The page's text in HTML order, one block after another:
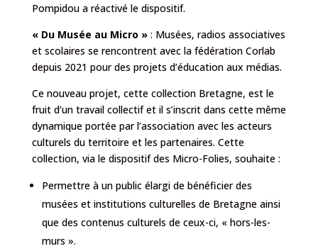
Pompidoua réactivé le dispositif.
« Du Musée au Micro »: Musées, radios associatives
et scolaires se rencontrent avec la fédération Corlab
depuis 2021 pour des projets d’éducation aux médias.
Ce nouveau projet, cette collection Bretagne, est le
fruit d’un travail collectif et il s’inscrit dans cette même
dynamique portée par l’association avec les acteurs
culturels du territoire et les partenaires. Cette
collection, via le dispositif des Micro-Folies, souhaite :
Permettre à un public élargi de bénéficier des
musées et institutions culturelles de Bretagne ainsi
que des contenus culturels de ceux-ci, « hors-les-
murs ».